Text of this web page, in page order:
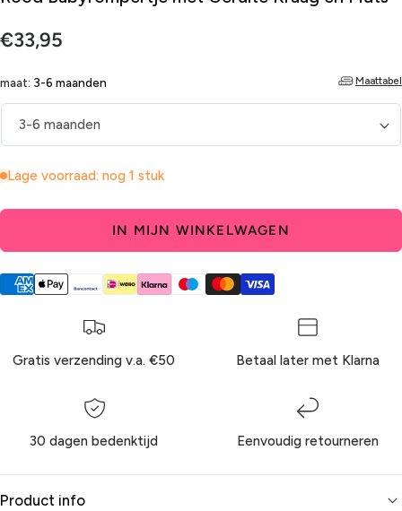
Normale
€33,95
maat: 3-6 maanden Maattabel
Lage voorraad: nog 1 stuk
IN MIJN WINKELWAGEN
Gratis verzending v.a. €50 Betaal later met Klarna
30 dagen bedenktijd Eenvoudig retourneren
Product info